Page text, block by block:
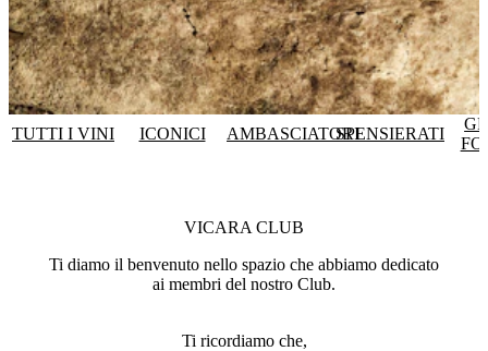
TUTTI I VINI ICONICI AMBASCIATORISPENSIERATI
VICARA CLUB
Ti diamo il benvenuto nello spazio che abbiamo dedicato
ai membri del nostro Club.
Ti ricordiamo che,